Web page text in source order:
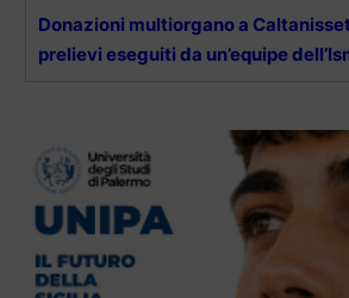
Donazioni multiorgano a
prelievi eseguiti da un’equipe